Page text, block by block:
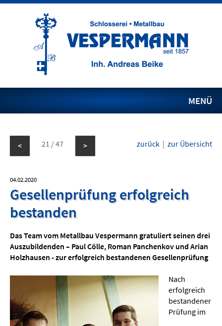
MENÜ
< 21 / 47 > zurück | zur Übersicht
04.02.2020
Gesellenprüfung erfolgreich
bestanden
Das Team vom Metallbau Vespermann gratuliert seinen drei
Auszubildenden – Paul Cölle, Roman Panchenkov und Arian
Holzhausen - zur erfolgreich bestandenen Gesellenprüfung
Nach
erfolgreich
bestandener
Prüfung im